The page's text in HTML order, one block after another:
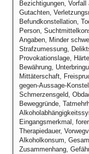
Bezichtigungen,
Gutachten,
Befundkonstellation,
Person,
Angaben, Minder
Strafzumessung,
Provokationslage,
Bewährung,
Mittäterschaft,
gegen-Aussage-
Schmerzensgeld,
Beweggründe,
Eingangsmerkmal,
Therapiedauer,
Alkoholkonsum,
Zusammenhang,